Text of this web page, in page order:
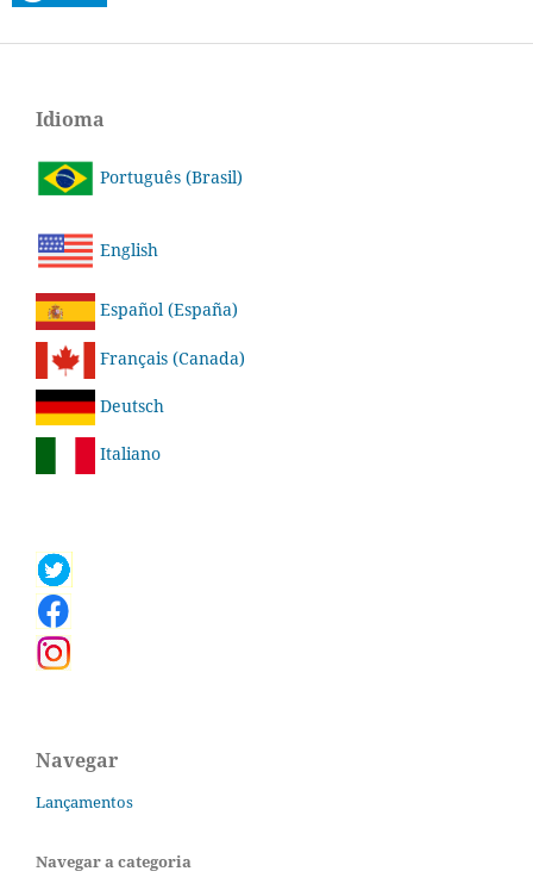
Idioma
Português (Brasil)
English
Español (España)
Français (Canada)
Deutsch
Italiano
Navegar
Lançamentos
Navegar a categoria